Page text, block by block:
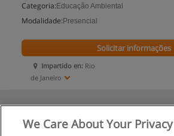
Categoria: Educação Ambiental
Modalidade: Presencial
Impartido en: Rio
de Janeiro
Solicitar informações
We Care About Your Privacy